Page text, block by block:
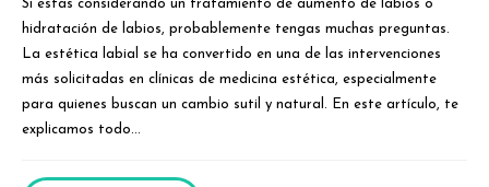
Si estás considerando un tratamiento de aumento de labios o
hidratación de labios, probablemente tengas muchas preguntas.
La estética labial se ha convertido en una de las intervenciones
más solicitadas en clínicas de medicina estética, especialmente
para quienes buscan un cambio sutil y natural. En este artículo, te
explicamos todo...